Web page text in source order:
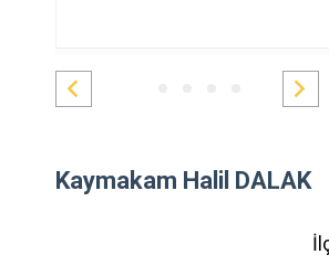
Kaymakam Halil DALAK